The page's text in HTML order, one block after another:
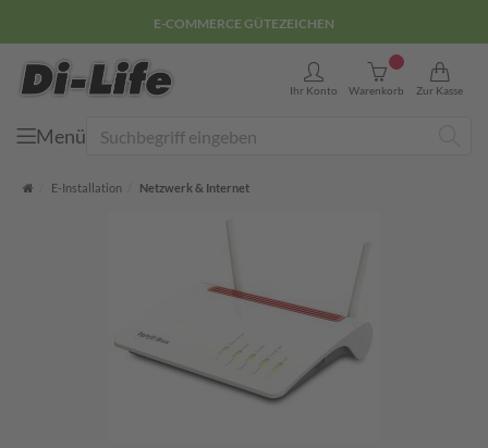
E-COMMERCE GÜTEZEICHEN
Ihr Konto Warenkorb
0
Zur Kasse
Menü
Startseite
E-Installation Netzwerk & Internet